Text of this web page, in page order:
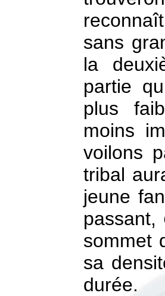
sans
la
partie
plus
moins
voilons
tribal
jeune
passant,
sommet
sa
durée.